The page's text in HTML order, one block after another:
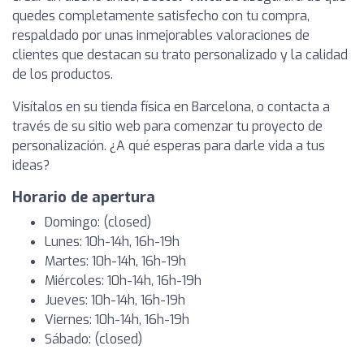
quedes completamente satisfecho con tu compra,
respaldado por unas inmejorables valoraciones de
clientes que destacan su trato personalizado y la calidad
de los productos.
Visítalos en su tienda física en Barcelona, o contacta a
través de su sitio web para comenzar tu proyecto de
personalización. ¿A qué esperas para darle vida a tus
ideas?
Horario de apertura
Domingo: (closed)
Lunes: 10h-14h, 16h-19h
Martes: 10h-14h, 16h-19h
Miércoles: 10h-14h, 16h-19h
Jueves: 10h-14h, 16h-19h
Viernes: 10h-14h, 16h-19h
Sábado: (closed)